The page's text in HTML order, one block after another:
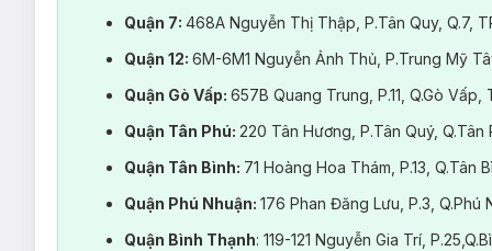
Dịch vụ này có gì mà đặc biệt đến vậy?
Bạn tự ti vì vùng da dưới cánh tay hay khuỷu tay, đầu
công thức độc quyền từ Hasaki Clinic , chứa các
làm sáng mịn đều màu, ngăn ngừa quá trình hình thành sắc
Quận 7: 468A Nguyễn Thị Thập, P.Tân Quy, Q.7,
Quận 12: 6M-6M1 Nguyễn Ảnh Thủ, P.Trung Mỹ
Quận Gò Vấp: 657B Quang Trung, P.11, Q.Gò Vấp,
Quận Tân Phú: 220 Tân Hương, P.Tân Quý, Q.Tân
Quận Tân Bình: 71 Hoàng Hoa Thám, P.13, Q.Tân
Quận Phú Nhuận: 176 Phan Đăng Lưu, P.3, Q.Phú
Quận Bình Thạnh: 119-121 Nguyễn Gia Trí,